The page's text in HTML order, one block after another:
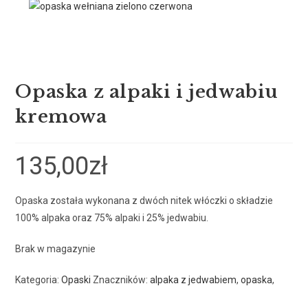
Opaska z alpaki i jedwabiu
kremowa
135,00zł
Opaska została wykonana z dwóch nitek włóczki o składzie
100% alpaka oraz 75% alpaki i 25% jedwabiu.
Brak w magazynie
Kategoria:Opaski Znaczników:alpaka z jedwabiem,opaska,